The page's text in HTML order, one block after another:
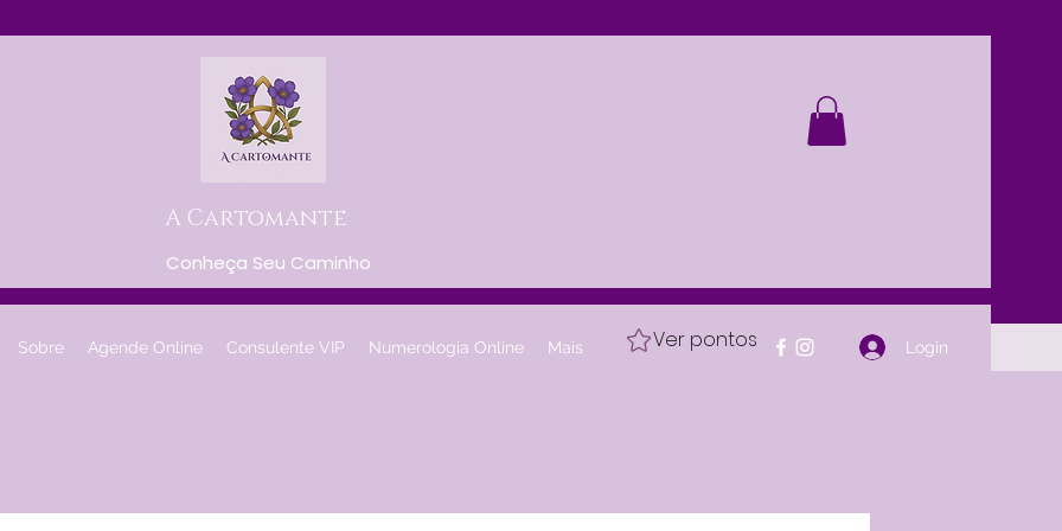
A Cartomante
Conheça Seu Caminho
Sobre Agende Online Consulente VIP Numerologia Online Mais Ver pontos Login